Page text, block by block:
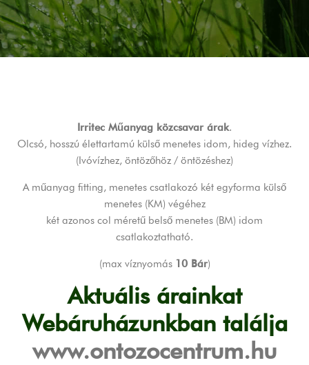
Irritec Műanyag közcsavar árak.
Olcsó, hosszú élettartamú külső menetes idom, hideg vízhez.
(Ivóvízhez, öntözőhöz / öntözéshez)
A műanyag fitting, menetes csatlakozó két egyforma külső
menetes (KM) végéhez
két azonos col méretű belső menetes (BM) idom
csatlakoztatható.
(max víznyomás 10 Bár)
Aktuális árainkat
Webáruházunkban találja
www.ontozocentrum.hu